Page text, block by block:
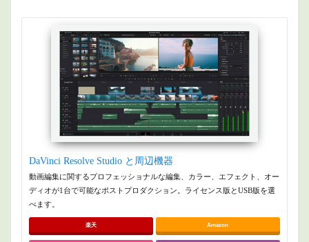
DaVinci Resolve Studio と周辺機器
動画編集に関するプロフェッショナルな編集、カラー、エフェクト、オー
ディオが1台で可能なポストプロダクション。ライセンス版とUSB版を選
べます。
楽天 Amazon